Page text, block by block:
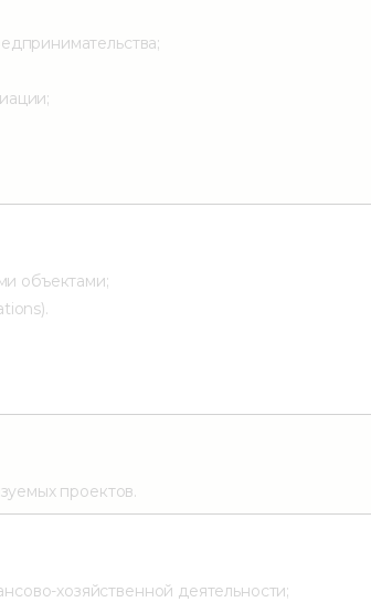
объектами;
проектов.
хозяйственной деятельности;